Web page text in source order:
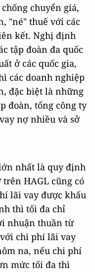
chuyển giá,
"né" thuế với các
kết. Nghị định
tập đoàn đa quốc
ở các quốc gia,
các doanh nghiệp
đặc biệt là những
đoàn, tổng công ty
nợ nhiều và sở
nhất là quy định
trên HAGL cũng có
lãi vay được khấu
thì tối đa chỉ
nhuận thuần từ
chi phí lãi vay
na, nếu chi phí
mức tối đa thì